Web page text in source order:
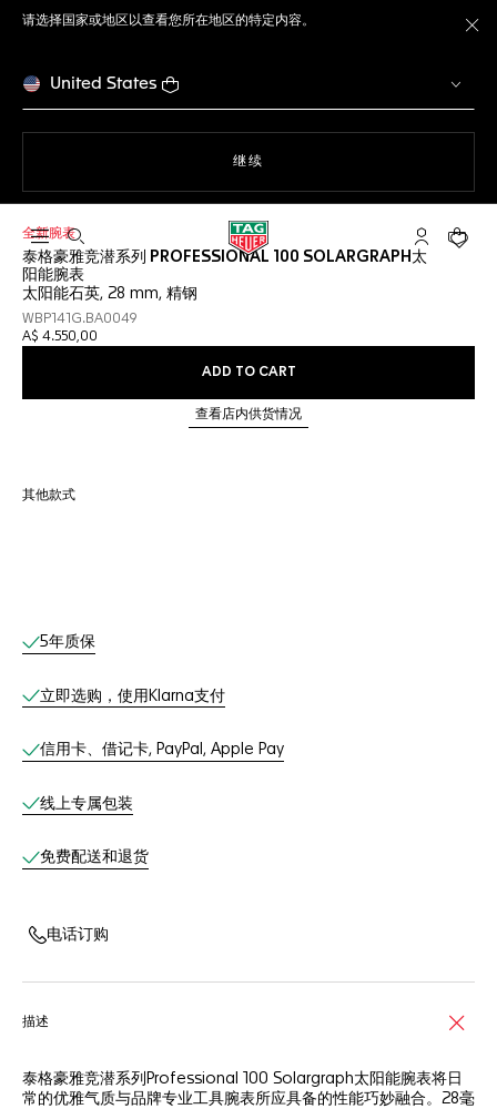
请选择国家或地区以查看您所在地区的特定内容。
United States
继续
打开搜索 My TAG您的
全新腕表
泰格豪雅竞潜系列 PROFESSIONAL 100 SOLARGRAPH太
阳能腕表
太阳能石英, 28 mm, 精钢
WBP141G.BA0049
A$ 4.550,00
ADD TO CART
查看店内供货情况
其他款式
线上服务
5年质保
立即选购，使用Klarna支付
信用卡、借记卡, PayPal, Apple Pay
线上专属包装
免费配送和退货
电话订购
描述
泰格豪雅竞潜系列Professional 100 Solargraph太阳能腕表将日
常的优雅气质与品牌专业工具腕表所应具备的性能巧妙融合。28毫